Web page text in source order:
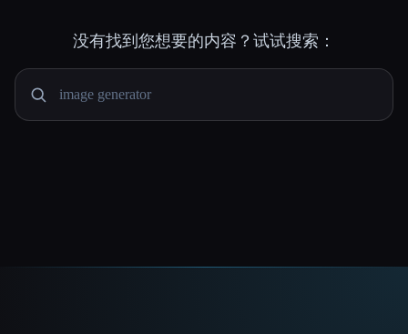
没有找到您想要的内容？试试搜索：